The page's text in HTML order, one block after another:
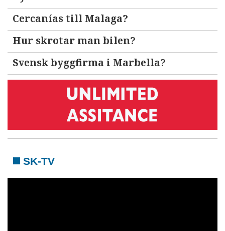
Cercanías till Malaga?
Hur skrotar man bilen?
Svensk byggfirma i Marbella?
SK-TV